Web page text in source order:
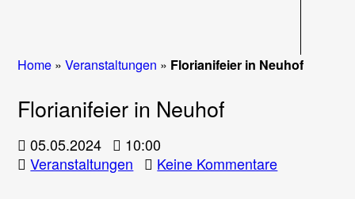
Home »Veranstaltungen » Florianifeier in Neuhof
Florianifeier in Neuhof
05.05.2024
10:00
Veranstaltungen
Keine Kommentarezu